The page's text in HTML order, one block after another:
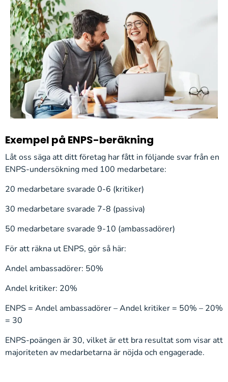
Exempel på ENPS-beräkning
Låt oss säga att ditt företag har fått in följande svar från en
ENPS-undersökning med 100 medarbetare:
20 medarbetare svarade 0-6 (kritiker)
30 medarbetare svarade 7-8 (passiva)
50 medarbetare svarade 9-10 (ambassadörer)
För att räkna ut ENPS, gör så här:
Andel ambassadörer: 50%
Andel kritiker: 20%
ENPS = Andel ambassadörer – Andel kritiker = 50% – 20%
= 30
ENPS-poängen är 30, vilket är ett bra resultat som visar att
majoriteten av medarbetarna är nöjda och engagerade.